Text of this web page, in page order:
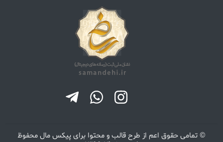
© تمامی حقوق اعم از طرح قالب و محتوا برایپیکس مالمحفوظ